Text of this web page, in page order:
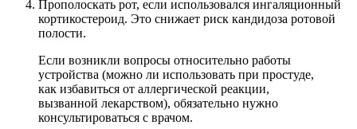
Прополоскать рот, если использовался ингаляционный
кортикостероид. Это снижает риск кандидоза ротовой
полости.
Если возникли вопросы относительно работы
устройства (можно ли использовать при простуде,
как избавиться от аллергической реакции,
вызванной лекарством), обязательно нужно
консультироваться с врачом.